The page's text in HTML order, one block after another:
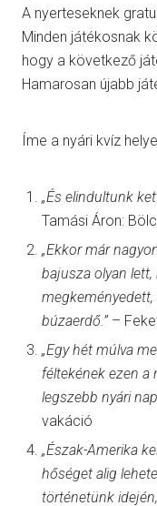
A nyerteseknek
Minden játékosnak
hogy a következő
Hamarosan újabb
Íme a nyári kvíz
„És elindultunk
Tamási Áron:
„Ekkor már
bajusza olyan lett,
búzaerdő.”–
„Egy hét múlva
féltekének ezen a
legszebb nyári
vakáció
„Észak-Amerika
hőséget alig
történetünk